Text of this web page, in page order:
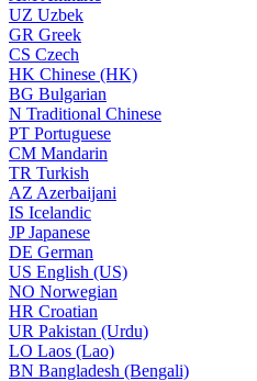
UZ Uzbek
GR Greek
CS Czech
HK Chinese (HK)
BG Bulgarian
N Traditional Chinese
PT Portuguese
CM Mandarin
TR Turkish
AZ Azerbaijani
IS Icelandic
JPJapanese
DE German
US English (US)
NO Norwegian
HR Croatian
UR Pakistan (Urdu)
LO Laos (Lao)
BN Bangladesh (Bengali)